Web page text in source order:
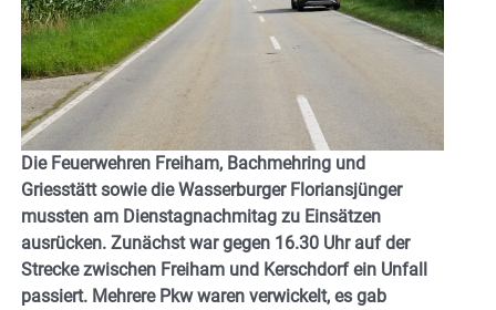
Die Feuerwehren Freiham, Bachmehring und
Griesstätt sowie die Wasserburger Floriansjünger
mussten am Dienstagnachmitag zu Einsätzen
ausrücken. Zunächst war gegen 16.30 Uhr auf der
Strecke zwischen Freiham und Kerschdorf ein Unfall
passiert. Mehrere Pkw waren verwickelt, es gab